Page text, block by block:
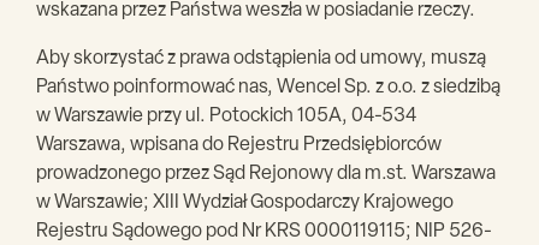
wskazana przez Państwa weszła w posiadanie rzeczy.
Aby skorzystać z prawa odstąpienia od umowy, muszą
Państwo poinformować nas, Wencel Sp. z o.o. z siedzibą
w Warszawie przy ul. Potockich 105A, 04-534
Warszawa, wpisana do Rejestru Przedsiębiorców
prowadzonego przez Sąd Rejonowy dla m.st. Warszawa
w Warszawie; XIII Wydział Gospodarczy Krajowego
Rejestru Sądowego pod Nr KRS 0000119115; NIP 526-